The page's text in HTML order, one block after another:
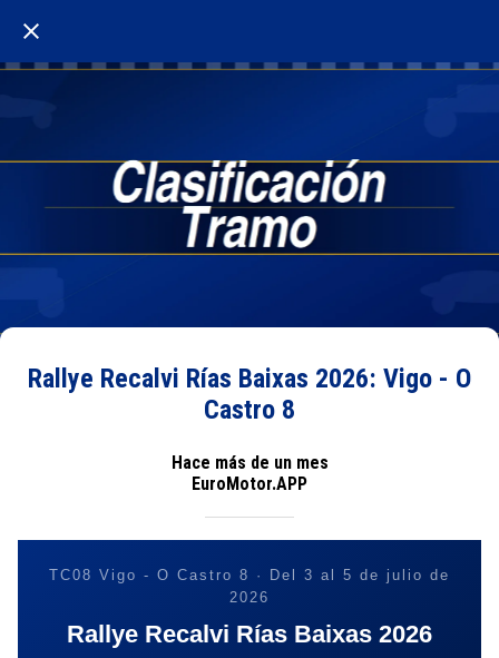
Rallye Recalvi Rías Baixas 2026: Vigo - O
Castro 8
Hace más de un mes
EuroMotor.APP
TC08 Vigo - O Castro 8 · Del 3 al 5 de julio de
2026
Rallye Recalvi Rías Baixas 2026